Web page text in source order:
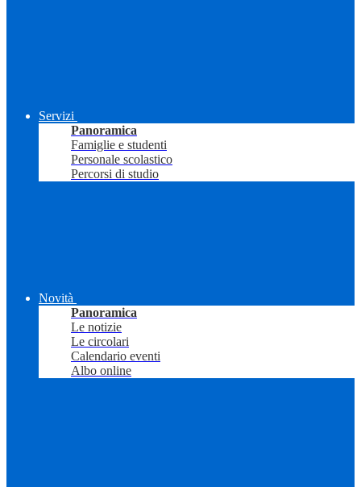
Servizi
Panoramica
Famiglie e studenti
Personale scolastico
Percorsi di studio
Novità
Panoramica
Le notizie
Le circolari
Calendario eventi
Albo online